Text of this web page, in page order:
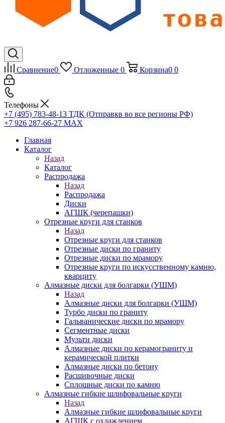
Сравнение0 Отложенные 0 Корзина0 0
Телефоны
+7 (495) 783-48-13 ТДК (Отправкв во все регионы РФ)
+7 926 287-66-27 МАХ
Главная
Каталог
Назад
Каталог
Распродажа
Назад
Распродажа
Диски
АГШК (черепашки)
Отрезные круги для станков
Назад
Отрезные круги для станков
Отрезные диски по граниту
Отрезные диски по мрамору
Отрезные круги по искусственному камню,
кварциту
Алмазные диски для болгарки (УШМ)
Назад
Алмазные диски для болгарки (УШМ)
Турбо диски по граниту
Гальванические диски по мрамору
Сегментные диски
Мульти диски
Алмазные диски по керамограниту и
керамической плитки
Алмазные диски по бетону
Расшивочные диски
Сплошные диски по камню
Алмазные гибкие шлифовальные круги
Назад
Алмазные гибкие шлифовальные круги
АГШК с охлаждением